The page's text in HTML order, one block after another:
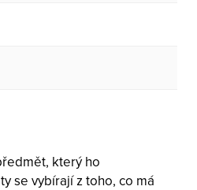
který ho
se vybírají z toho, co má